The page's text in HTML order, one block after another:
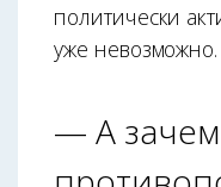
политически
уже невозможно.
— А зачем